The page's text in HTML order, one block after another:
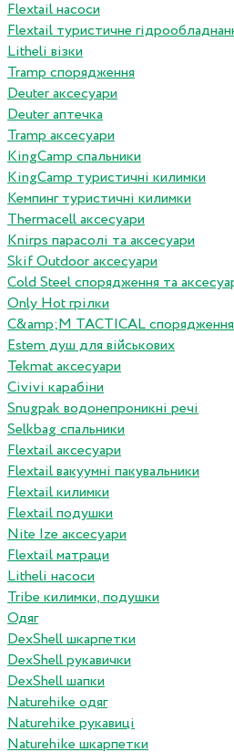
Flextail насоси
Flextail туристичне
Litheli візки
Tramp спорядження
Deuter аксесуари
Deuter аптечка
Tramp аксесуари
KingCamp спальники
KingCamp туристичні килимки
Кемпинг туристичні килимки
Thermacell аксесуари
Knirps парасолі та аксесуари
Skif Outdoor аксесуари
Cold Steel спорядження та
Only Hot грілки
C&amp;M TACTICAL спорядження
Estem душ для військових
Tekmat аксесуари
Сivivi карабіни
Snugpak водонепроникні речі
Selkbag спальники
Flextail аксесуари
Flextail вакуумні пакувальники
Flextail килимки
Flextail подушки
Nite Ize аксесуари
Flextail матраци
Litheli насоси
Tribe килимки, подушки
Одяг
DexShell шкарпетки
DexShell рукавички
DexShell шапки
Naturehike одяг
Naturehike рукавиці
Naturehike шкарпетки